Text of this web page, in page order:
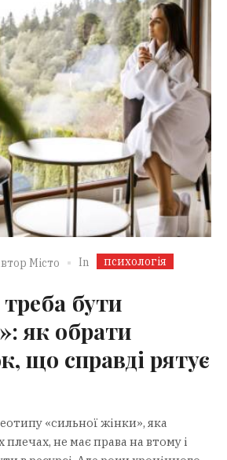
Місто In психологія
бути
як обрати
що справді рятує
«сильної жінки», яка
плечах, не має права на втому і